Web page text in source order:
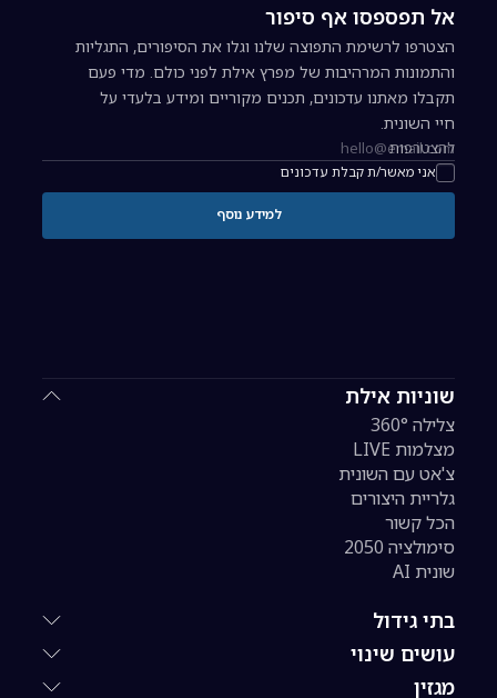
שוניות אילת
צלילה 360°
מצלמות LIVE
צ'אט עם השונית
גלריית היצורים
הכל קשור
סימולציה 2050
שונית AI
בתי גידול
עושים שינוי
מגזין
אל תפספסו אף סיפור
הצטרפו לרשימת התפוצה שלנו וגלו את הסיפורים, התגליות
והתמונות המרהיבות של מפרץ אילת לפני כולם. מדי פעם
תקבלו מאתנו עדכונים, תכנים מקוריים ומידע בלעדי על
חיי השונית.
כתובת אימייל להרשמה לניוזלטר
אני מאשר/ת קבלת עדכונים
להצטרפות
למידע נוסף